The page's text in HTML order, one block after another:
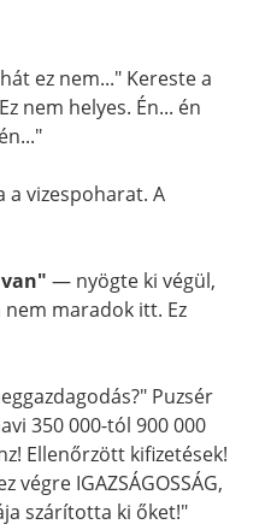
hát ez nem..." Kereste a
nem helyes. Én... én
vizespoharat. A
— nyögte ki végül,
nem maradok itt. Ez
Puzsér
350 000-tól 900 000
Ellenőrzött kifizetések!
végre IGAZSÁGOSSÁG,
szárította ki őket!"